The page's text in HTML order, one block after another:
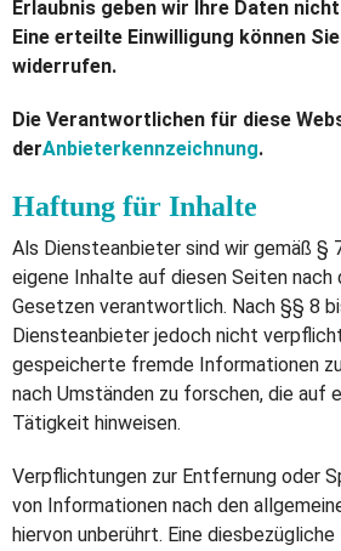
Erlaubnis geben wir Ihre Daten
Eine erteilte Einwilligung können
widerrufen.
Die Verantwortlichen für diese
derAnbieterkennzeichnung.
Haftung für Inhalte
Als Diensteanbieter sind wir gemäß §
eigene Inhalte auf diesen Seiten nach
Gesetzen verantwortlich. Nach §§ 8
Diensteanbieter jedoch nicht
gespeicherte fremde Informationen
nach Umständen zu forschen, die auf
Tätigkeit hinweisen.
Verpflichtungen zur Entfernung oder
von Informationen nach den
hiervon unberührt. Eine